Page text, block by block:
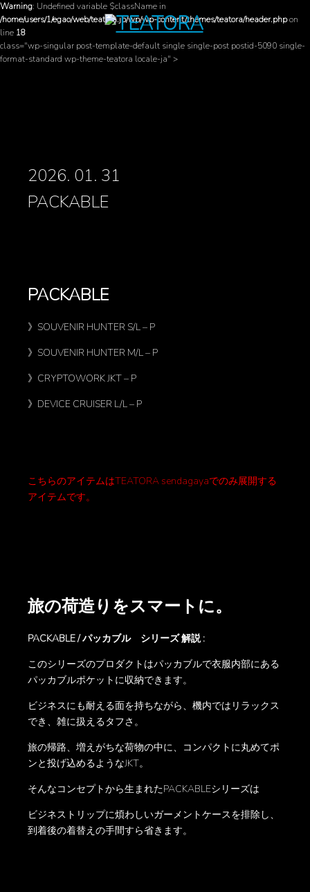
Warning: Undefined variable $className in
/home/users/1/egao/web/teatora.jp/wp/wp-content/themes/teatora/header.phpon
line 18
class="wp-singular post-template-default single single-post postid-5090 single-
format-standard wp-theme-teatora locale-ja" >
2026. 01. 31
PACKABLE
PACKABLE
》SOUVENIR HUNTER S/L – P
》SOUVENIR HUNTER M/L – P
》CRYPTOWORK JKT – P
》DEVICE CRUISER L/L – P
こちらのアイテムはTEATORA sendagayaでのみ展開する
アイテムです。
旅の荷造りをスマートに。
PACKABLE / パッカブル シリーズ 解説 :
このシリーズのプロダクトはパッカブルで衣服内部にある
パッカブルポケットに収納できます。
ビジネスにも耐える面を持ちながら、機内ではリラックス
でき、雑に扱えるタフさ。
旅の帰路、増えがちな荷物の中に、コンパクトに丸めてポ
ンと投げ込めるようなJKT。
そんなコンセプトから生まれたPACKABLEシリーズは
ビジネストリップに煩わしいガーメントケースを排除し、
到着後の着替えの手間すら省きます。